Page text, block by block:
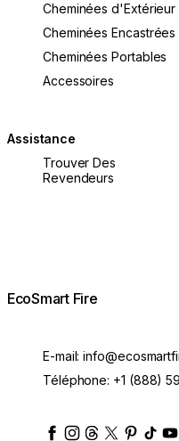
Cheminées d'Extérieur
Cheminées Encastrées
Cheminées Portables
Accessoires
Assistance
Trouver Des
Revendeurs
EcoSmart Fire
E-mail:
Téléphone: +1 (888)
ecosmartfire
ecosmartfire
ecosmartfire
ecosmartfire